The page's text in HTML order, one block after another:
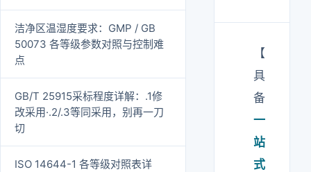
洁净区温湿度要求：GMP / GB
50073 各等级参数对照与控制难
点
GB/T 25915采标程度详解：.1修
改采用·.2/.3等同采用，别再一刀
切
ISO 14644-1 各等级对照表详
【
具
备
一
站
式